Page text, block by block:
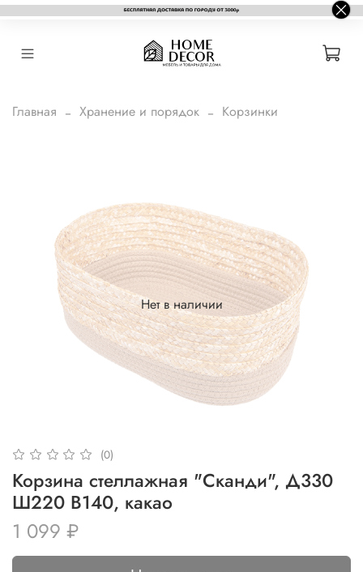
Главная Хранение и порядок Корзинки
Нет в наличии
(0)
Корзина стеллажная "Сканди", Д330
Ш220 В140, какао
1 099 ₽